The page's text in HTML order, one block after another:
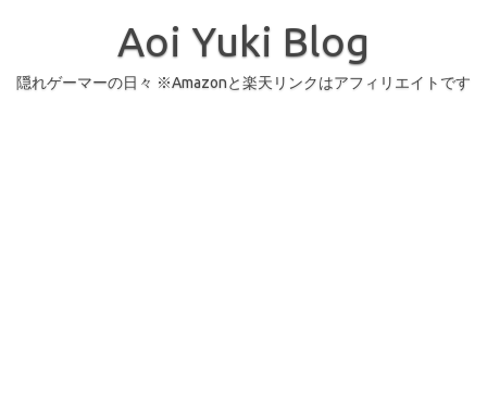
Aoi Yuki Blog
隠れゲーマーの日々 ※Amazonと楽天リンクはアフィリエイトです